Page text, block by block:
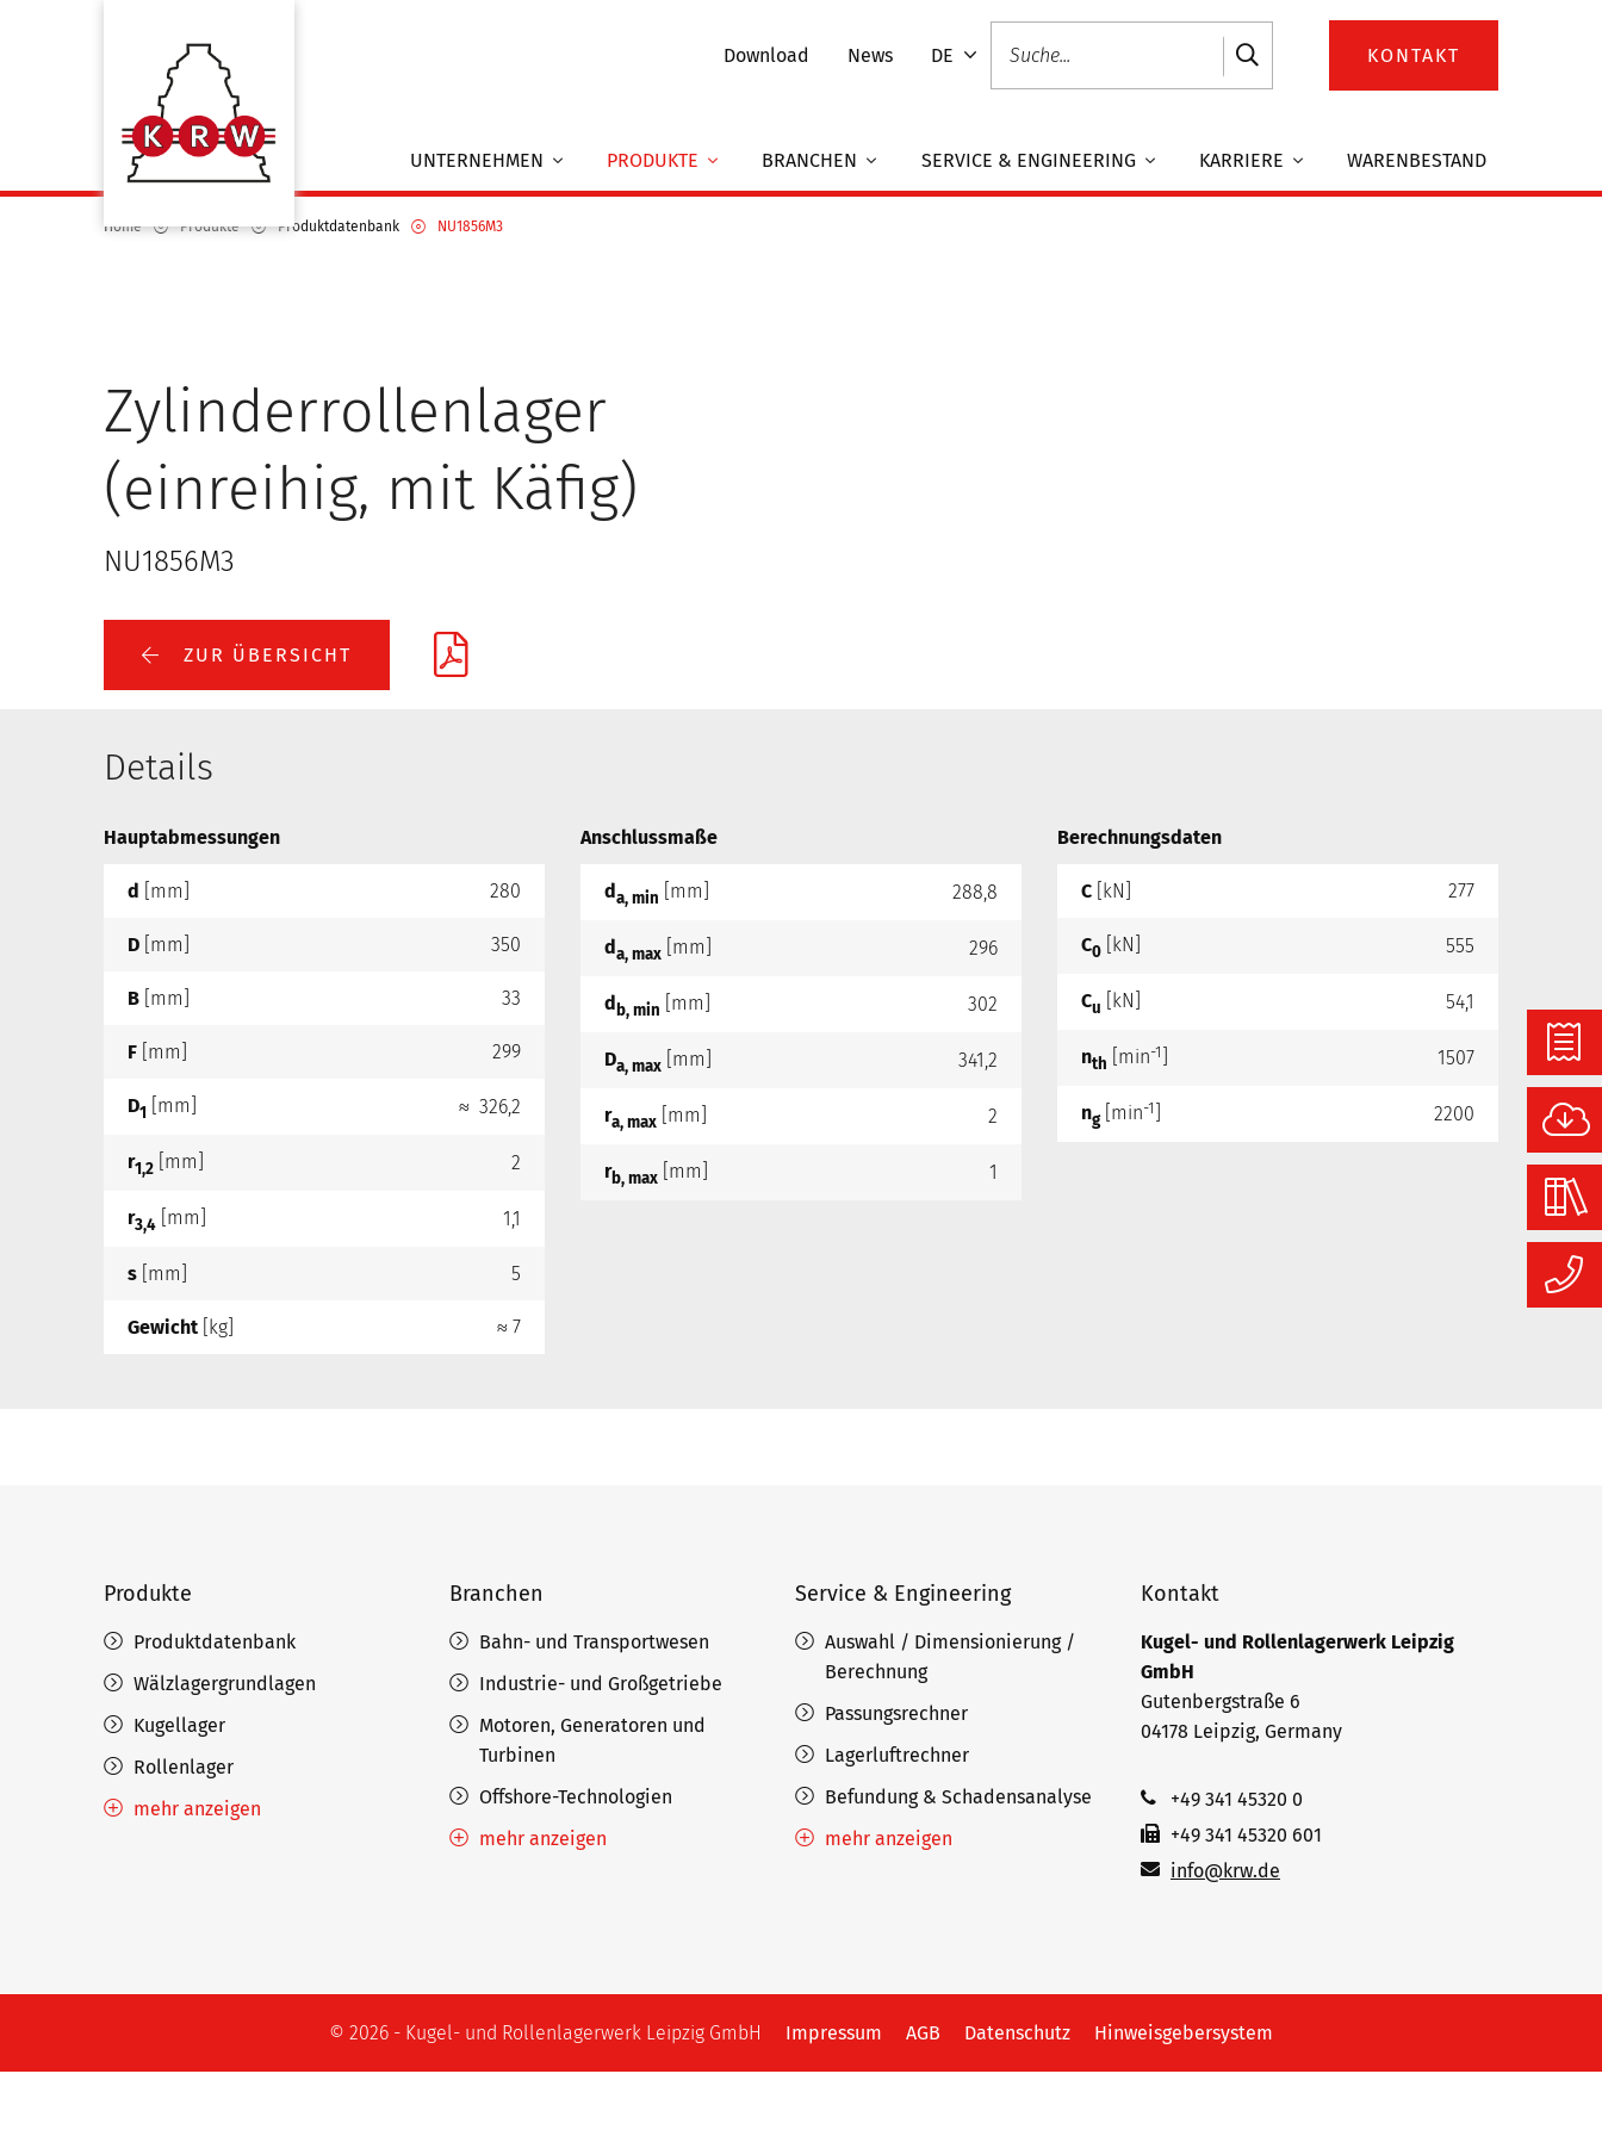
Download News DE KONTAKT
UNTERNEHMEN PRODUKTE BRANCHEN SERVICE & ENGINEERING KARRIERE WARENBESTAND
Home Produkte Produktdatenbank NU1856M3
Zylinderrollenlager
(einreihig, mit Käfig)
NU1856M3
ZUR ÜBERSICHT
Details
Hauptabmessungen
d [mm] 280
D [mm] 350
B [mm] 33
F [mm] 299
D1 [mm] ≈ 326,2
r1,2 [mm] 2
r3,4 [mm] 1,1
s [mm] 5
Gewicht [kg] ≈ 7
Anschlussmaße
da, min [mm] 288,8
da, max [mm] 296
db, min [mm] 302
Da, max [mm] 341,2
ra, max [mm] 2
rb, max [mm] 1
Berechnungsdaten
C [kN] 277
C0 [kN] 555
Cu [kN] 54,1
nth [min-1 1507
ng[min-1 2200
Produkte
Produktdatenbank
Wälzlagergrundlagen
Kugellager
Rollenlager
mehr anzeigen
Branchen
Bahn- und Transportwesen
Industrie- und Großgetriebe
Motoren, Generatoren und
Turbinen
Offshore-Technologien
mehr anzeigen
Service & Engineering
Auswahl / Dimensionierung /
Berechnung
Passungsrechner
Lagerluftrechner
Befundung & Schadensanalyse
mehr anzeigen
Kontakt
Kugel- und Rollenlagerwerk Leipzig
GmbH
Gutenbergstraße 6
04178 Leipzig, Germany
+49 341 45320 0
+49 341 45320 601
info@krw.de
© 2026 - Kugel- und Rollenlagerwerk Leipzig GmbH Impressum AGB Datenschutz Hinweisgebersystem